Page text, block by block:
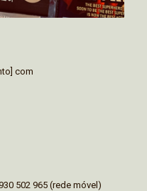
com
502 965 (rede móvel)